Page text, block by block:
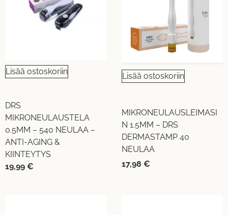
Lisää ostoskoriin
DRS
MIKRONEULAUSTELA
0.5MM – 540 NEULAA –
ANTI-AGING &
KIINTEYTYS
19,99 €
Lisää ostoskoriin
MIKRONEULAUSLEIMASI
N 1.5MM – DRS
DERMASTAMP 40
NEULAA
17,98 €